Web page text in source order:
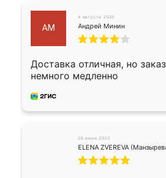
АМ
4 августа 2025
Андрей Минин
Доставка отличная, но
немного медленно
26 июня 2025
ELENA ZVEREVA